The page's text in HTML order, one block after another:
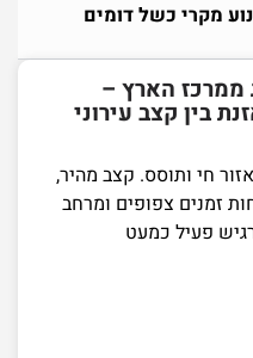
מקרי כשל דומים
ממרכז הארץ –
בין קצב עירוני
חי ותוסס. קצב מהיר,
זמנים צפופים ומרחב
פעיל כמעט